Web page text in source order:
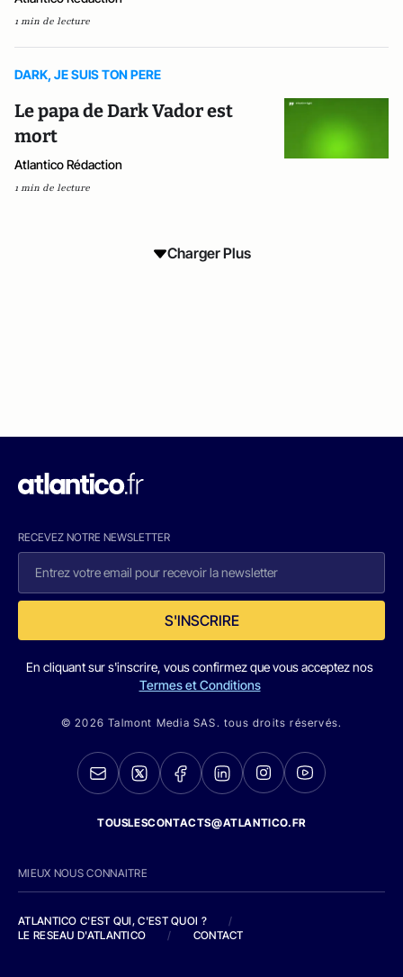
1 min de lecture
DARK, JE SUIS TON PERE
Le papa de Dark Vador est
mort
Atlantico Rédaction
1 min de lecture
Charger Plus
RECEVEZ NOTRE NEWSLETTER
S'INSCRIRE
En cliquant sur s'inscrire, vous confirmez que vous acceptez nos
Termes et Conditions
© 2026 Talmont Media SAS. tous droits réservés.
TOUSLESCONTACTS@ATLANTICO.FR
MIEUX NOUS CONNAITRE
ATLANTICO C'EST QUI, C'EST QUOI ?
/
LE RESEAU D'ATLANTICO
/ CONTACT